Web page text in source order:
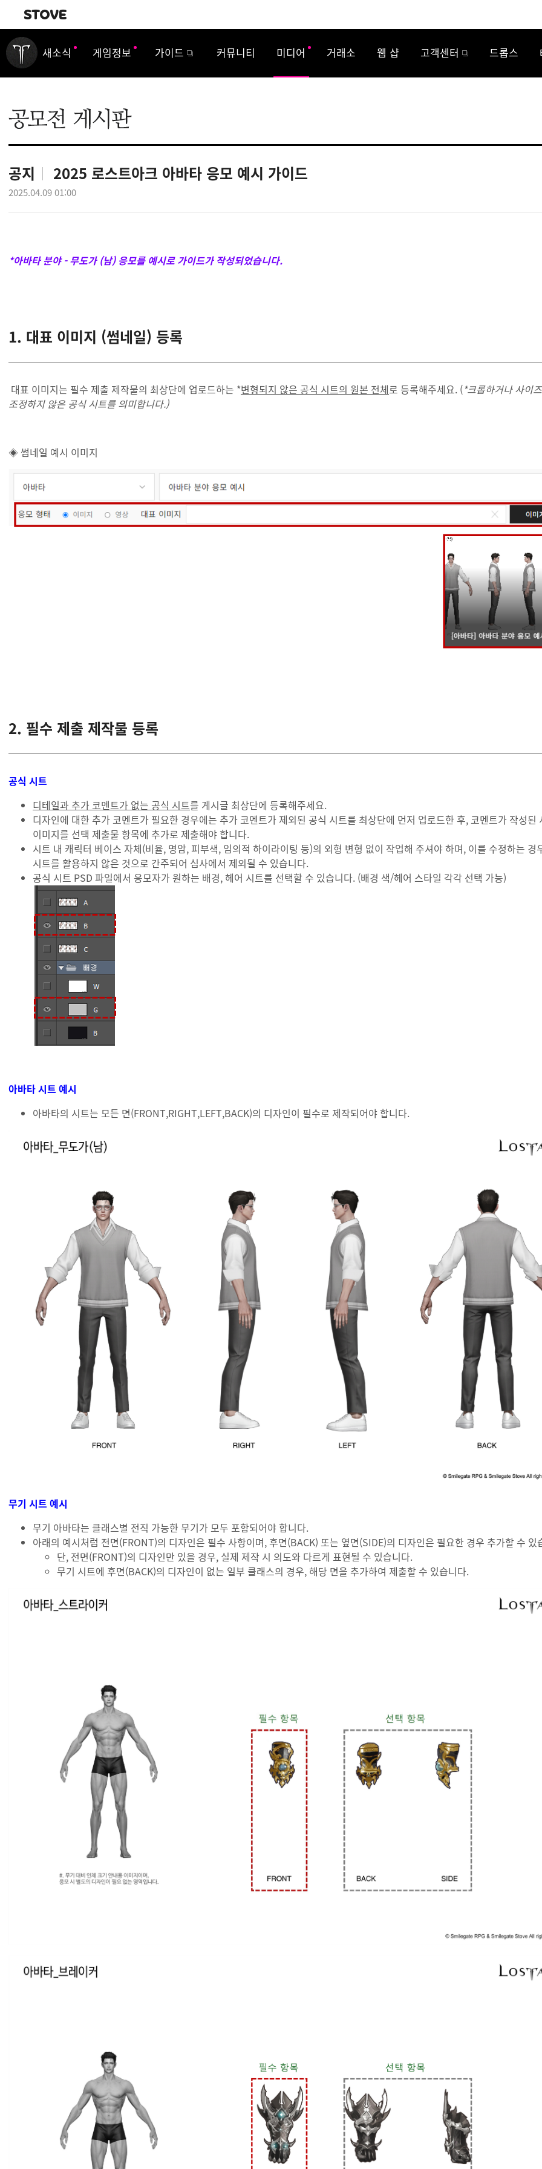
내비게이션
새소식 게임정보 가이드 커뮤니티 미디어 거래소 웹 샵 고객센터 드롭스
공지 2025 로스트아크 아바타 응모 예시 가이드
2025.04.09 01:00
*아바타 분야 - 무도가 (남) 응모를 예시로 가이드가 작성되었습니다.
1. 대표 이미지 (썸네일) 등록
대표 이미지는 필수 제출 제작물의 최상단에 업로드하는 *변형되지 않은 공식 시트의 원본 전체로 등록해주세요. (*크롭하거나 사이
조정하지 않은 공식 시트를 의미합니다.)
◈ 썸네일 예시 이미지
2. 필수 제출 제작물 등록
공식 시트
디테일과 추가 코멘트가 없는 공식 시트를 게시글 최상단에 등록해주세요.
디자인에 대한 추가 코멘트가 필요한 경우에는 추가 코멘트가 제외된 공식 시트를 최상단에 먼저 업로드한 후, 코멘트가 작성된
이미지를 선택 제출물 항목에 추가로 제출해야 합니다.
시트 내 캐릭터 베이스 자체(비율, 명암, 피부색, 임의적 하이라이팅 등)의 외형 변형 없이 작업해 주셔야 하며, 이를 수정하는 경
시트를 활용하지 않은 것으로 간주되어 심사에서 제외될 수 있습니다.
공식 시트 PSD 파일에서 응모자가 원하는 배경, 헤어 시트를 선택할 수 있습니다. (배경 색/헤어 스타일 각각 선택 가능)
아바타 시트 예시
아바타의 시트는 모든 면(FRONT,RIGHT,LEFT,BACK)의 디자인이 필수로 제작되어야 합니다.
무기 시트 예시
무기 아바타는 클래스별 전직 가능한 무기가 모두 포함되어야 합니다.
아래의 예시처럼 전면(FRONT)의 디자인은 필수 사항이며, 후면(BACK) 또는 옆면(SIDE)의 디자인은 필요한 경우 추가할 수 있
단, 전면(FRONT)의 디자인만 있을 경우, 실제 제작 시 의도와 다르게 표현될 수 있습니다.
무기 시트에 후면(BACK)의 디자인이 없는 일부 클래스의 경우, 해당 면을 추가하여 제출할 수 있습니다.